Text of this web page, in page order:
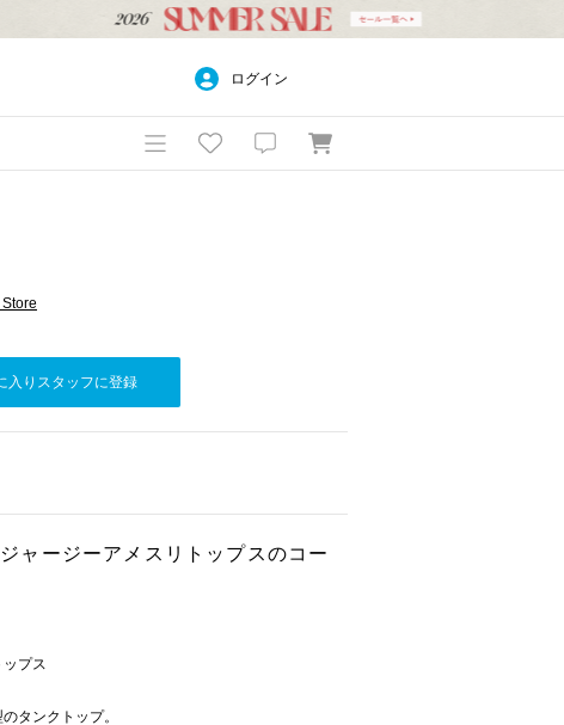
ログイン
入りスタッフに登録
ャージーアメスリトップスのコー
プス
タンクトップ。